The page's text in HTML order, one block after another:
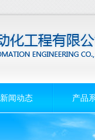
新闻动态 产品